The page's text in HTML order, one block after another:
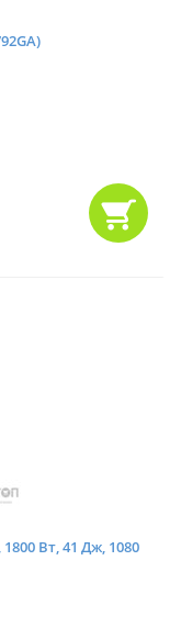
Bт, 41 Дж, 1080